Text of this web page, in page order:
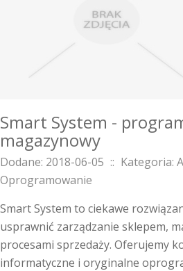
Smart System -
magazynowy
Dodane: 2018-06-05 :: Kategoria:
Oprogramowanie
Smart System to ciekawe
usprawnić zarządzanie sklepem,
procesami sprzedaży. Oferujemy
informatyczne i oryginalne